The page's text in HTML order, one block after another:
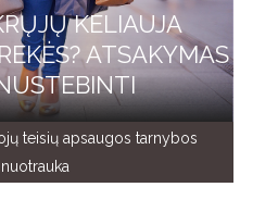
KELIAUJA
ATSAKYMAS
teisių apsaugos tarnybos
nuotrauka